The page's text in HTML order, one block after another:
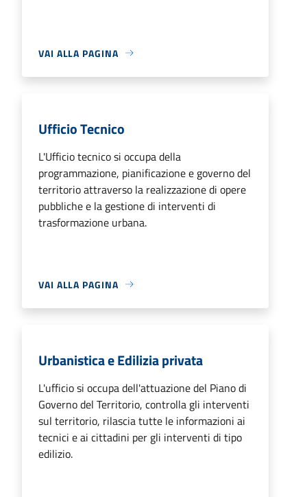
VAI ALLA PAGINA
Ufficio Tecnico
L'Ufficio tecnico si occupa della
programmazione, pianificazione e governo del
territorio attraverso la realizzazione di opere
pubbliche e la gestione di interventi di
trasformazione urbana.
VAI ALLA PAGINA
Urbanistica e Edilizia privata
L'ufficio si occupa dell'attuazione del Piano di
Governo del Territorio, controlla gli interventi
sul territorio, rilascia tutte le informazioni ai
tecnici e ai cittadini per gli interventi di tipo
edilizio.